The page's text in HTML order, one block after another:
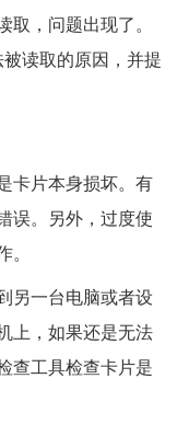
取，问题出现了。
读取的原因，并提
卡片本身损坏。有
误。另外，过度使
。
另一台电脑或者设
上，如果还是无法
查工具检查卡片是